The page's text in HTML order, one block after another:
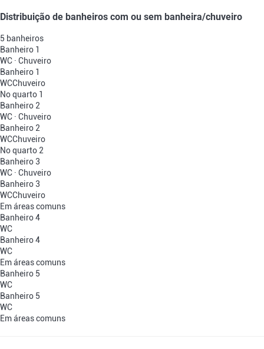
Distribuição de banheiros com ou sem banheira/chuveiro
5 banheiros
Banheiro 1
WC · Chuveiro
Banheiro 1
WCChuveiro
No quarto 1
Banheiro 2
WC · Chuveiro
Banheiro 2
WCChuveiro
No quarto 2
Banheiro 3
WC · Chuveiro
Banheiro 3
WCChuveiro
Em áreas comuns
Banheiro 4
WC
Banheiro 4
WC
Em áreas comuns
Banheiro 5
WC
Banheiro 5
WC
Em áreas comuns